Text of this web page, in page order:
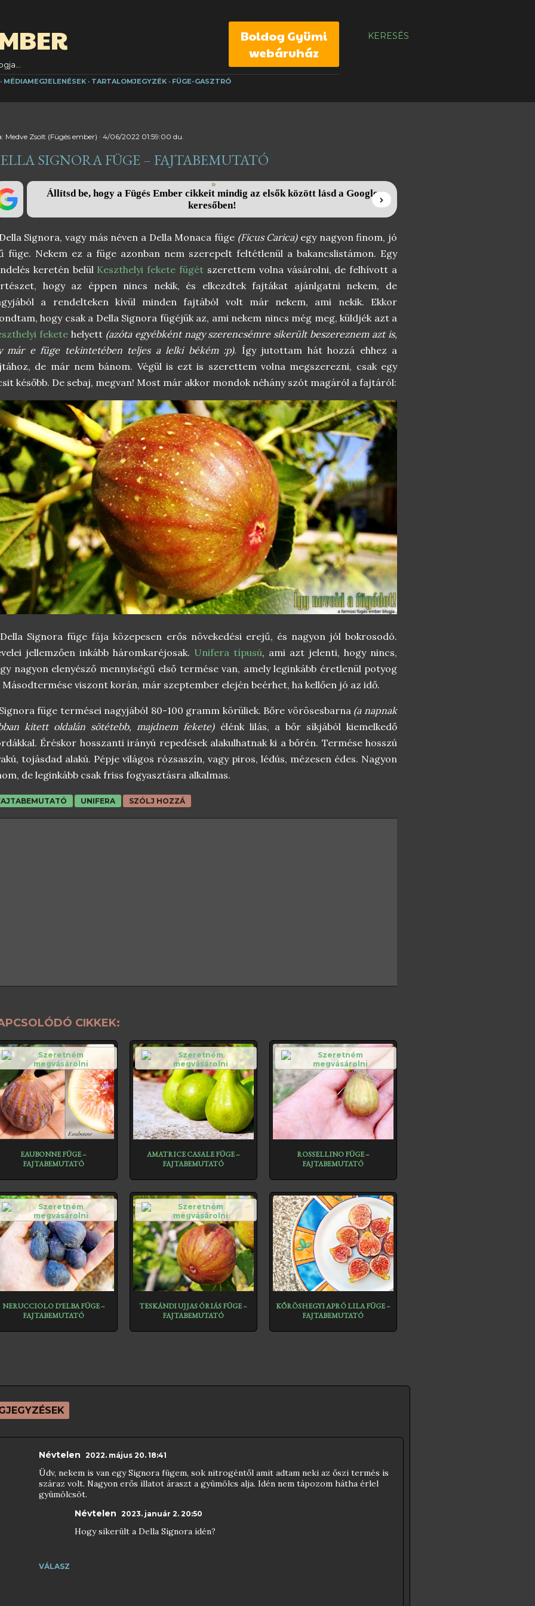
KERESÉS
Boldog Gyümi
webáruház
MÉDIAMEGJELENÉSEK TARTALOMJEGYZÉK FÜGE-GASZTRÓ
Medve Zsolt (Fügés ember) 4/06/2022 01:59:00 du.
SIGNORA FÜGE – FAJTABEMUTATÓ
Állítsd be, hogy a Fügés Ember cikkeit mindig az elsők között lásd a Google
keresőben!
Signora, vagy más néven a Della Monaca füge (Ficus Carica)egy nagyon finom, jó
füge. Nekem ez a füge azonban nem szerepelt feltétlenül a bakancslistámon. Egy
keretén belül Keszthelyi fekete fügét szerettem volna vásárolni, de felhívott a
hogy az éppen nincs nekik, és elkezdtek fajtákat ajánlgatni nekem, de
a rendelteken kívül minden fajtából volt már nekem, ami nekik. Ekkor
hogy csak a Della Signora fügéjük az, ami nekem nincs még meg, küldjék azt a
feketehelyett (azóta egyébként nagy szerencsémre sikerült beszereznem azt is,
már e füge tekintetében teljes a lelki békém :p). Így jutottam hát hozzá ehhez a
de már nem bánom. Végül is ezt is szerettem volna megszerezni, csak egy
később. De sebaj, megvan! Most már akkor mondok néhány szót magáról a fajtáról:
Signora füge fája közepesen erős növekedési erejű, és nagyon jól bokrosodó.
jellemzően inkább háromkaréjosak. Unifera típusú, ami azt jelenti, hogy nincs,
nagyon elenyésző mennyiségű első termése van, amely leginkább éretlenül potyog
Másodtermése viszont korán, már szeptember elején beérhet, ha kellően jó az idő.
füge termései nagyjából 80-100 gramm körüliek. Bőre vörösesbarna (a napnak
kitett oldalán sötétebb, majdnem fekete)élénk lilás, a bőr síkjából kiemelkedő
Éréskor hosszanti irányú repedések alakulhatnak ki a bőrén. Termése hosszú
tojásdad alakú. Pépje világos rózsaszín, vagy piros, lédús, mézesen édes. Nagyon
de leginkább csak friss fogyasztásra alkalmas.
UNIFERA SZÓLJ HOZZÁ
CIKKEK:
EAUBONNE FÜGE –
FAJTABEMUTATÓ
AMATRICE CASALE FÜGE –
FAJTABEMUTATÓ
ROSSELLINO FÜGE –
FAJTABEMUTATÓ
NERUCCIOLO D'ELBA FÜGE –
FAJTABEMUTATÓ
TESKÁNDI UJJAS ÓRIÁS FÜGE –
FAJTABEMUTATÓ
KŐRÖSHEGYI APRÓ LILA FÜGE –
FAJTABEMUTATÓ
Névtelen 2022. május 20. 18:41
Üdv, nekem is van egy Signora fügem, sok nitrogéntől amit adtam neki az őszi termés is
száraz volt. Nagyon erős illatot áraszt a gyümölcs alja. Idén nem tápozom hátha érlel
gyümölcsöt.
VÁLASZ
Névtelen 2023. január 2. 20:50
Hogy sikerült a Della Signora idén?